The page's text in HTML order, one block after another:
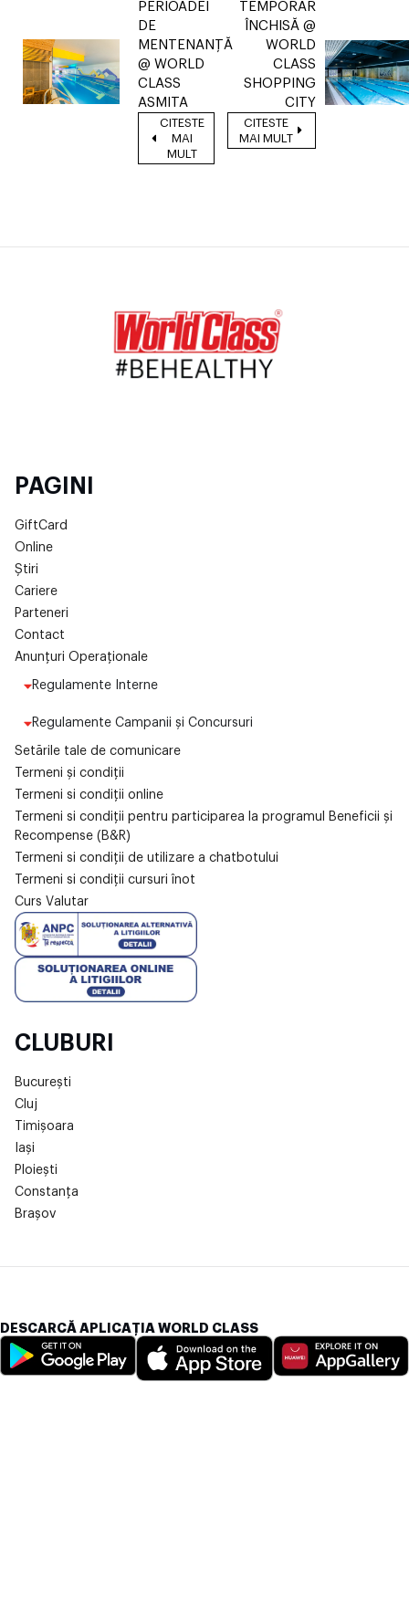
PERIOADEI
DE
MENTENANȚĂ
@ WORLD
CLASS
ASMITA
CITESTE
MAI
MULT
TEMPORAR
ÎNCHISĂ @
WORLD
CLASS
SHOPPING
CITY
CITESTE
MAI MULT
PAGINI
GiftCard
Online
Știri
Cariere
Parteneri
Contact
Anunțuri Operaționale
Regulamente Interne
Regulamente Campanii și Concursuri
Setările tale de comunicare
Termeni și condiții
Termeni si condiții online
Termeni si condiții pentru participarea la programul Beneficii și
Recompense (B&R)
Termeni si condiții de utilizare a chatbotului
Termeni si condiții cursuri înot
Curs Valutar
CLUBURI
București
Cluj
Timișoara
Iași
Ploiești
Constanța
Brașov
DESCARCĂ APLICAȚIA WORLD CLASS